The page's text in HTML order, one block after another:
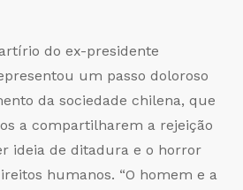
do ex-presidente
um passo doloroso
da sociedade chilena, que
a compartilharem a rejeição
ideia de ditadura e o horror
humanos. “O homem e a